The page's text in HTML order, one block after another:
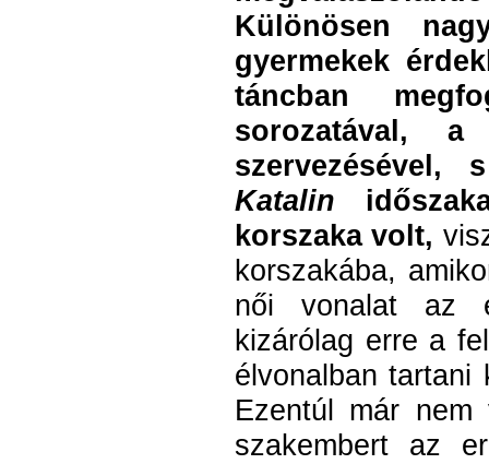
Különösen
gyermekek
táncban
sorozatával, a
Katalin
korszaka volt,
korszakába,
női vonalat az
kizárólag erre a
élvonalban tartani
Ezentúl már
szakembert az